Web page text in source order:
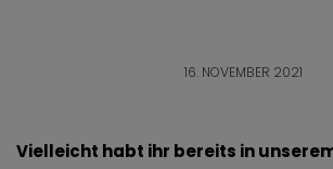
16. NOVEMBER 2021
Vielleicht habt ihr bereits in